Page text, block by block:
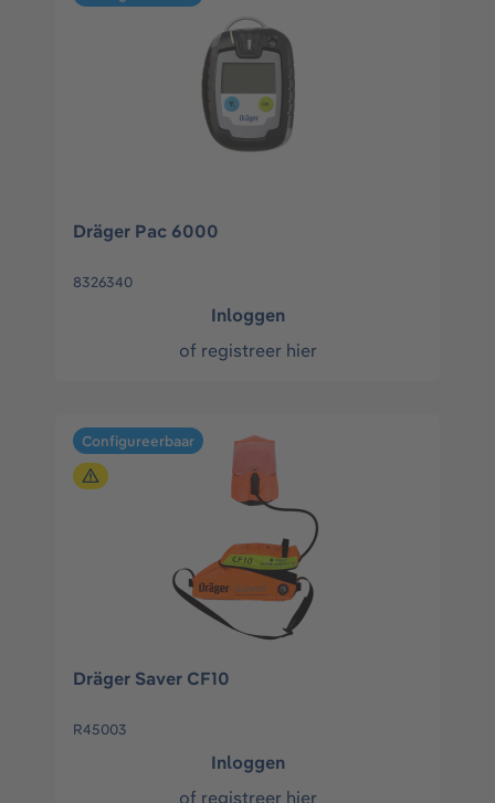
Dräger Pac 6000
8326340
Inloggen
of registreer hier
Configureerbaar
Dräger Saver CF10
R45003
Inloggen
of registreer hier